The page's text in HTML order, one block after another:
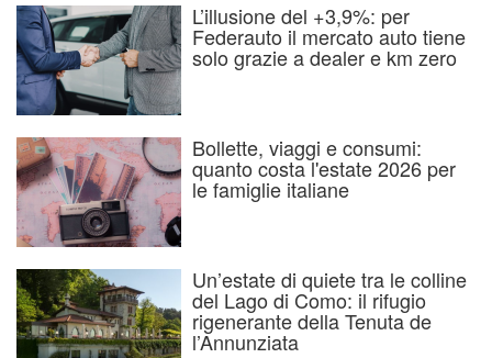
L’illusione del +3,9%: per
Federauto il mercato auto tiene
solo grazie a dealer e km zero
Bollette, viaggi e consumi:
quanto costa l'estate 2026 per
le famiglie italiane
Un’estate di quiete tra le colline
del Lago di Como: il rifugio
rigenerante della Tenuta de
l’Annunziata